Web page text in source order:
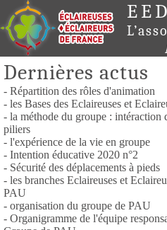
Dernières actus
- Répartition des rôles d'animation
- les Bases des Eclaireuses et
- la méthode du groupe : intéraction
piliers
- l'expérience de la vie en groupe
- Intention éducative 2020 n°2
- Sécurité des déplacements à pieds
- les branches Eclaireuses et
PAU
- organisation du groupe de PAU
- Organigramme de l'équipe